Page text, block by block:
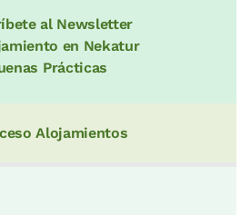
al Newsletter
en Nekatur
Prácticas
Alojamientos